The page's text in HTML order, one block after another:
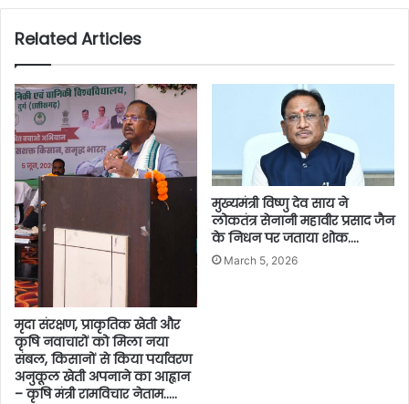
Related Articles
मृदा संरक्षण, प्राकृतिक खेती और
कृषि नवाचारों को मिला नया
संबल, किसानों से किया पर्यावरण
अनुकूल खेती अपनाने का आह्वान
– कृषि मंत्री रामविचार नेताम…..
मुख्यमंत्री विष्णु देव साय ने
लोकतंत्र सेनानी महावीर प्रसाद जैन
के निधन पर जताया शोक….
March 5, 2026